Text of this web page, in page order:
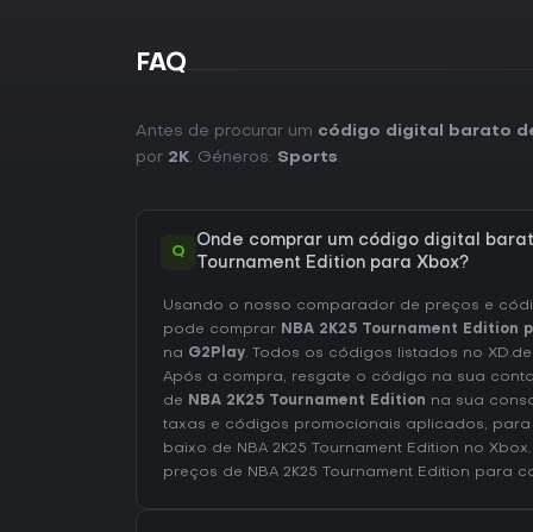
FAQ
Antes de procurar um código digital barato
por 2K. Géneros: Sports.
Q
Onde comprar um código digital
Tournament Edition para Xbox?
Usando o nosso comparador de preços e
pode comprar NBA 2K25 Tournament Edition
na G2Play. Todos os códigos listados no
Após a compra, resgate o código na sua
de NBA 2K25 Tournament Edition na sua
taxas e códigos promocionais aplicados, para
baixo de NBA 2K25 Tournament Edition no Xbox
preços de NBA 2K25 Tournament Edition para